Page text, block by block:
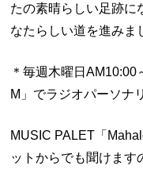
たの素晴らしい足跡に
なたらしい道を進みま
＊毎週木曜日
M」でラジオパーソナ
MUSIC PALET「
ットからでも聞けます